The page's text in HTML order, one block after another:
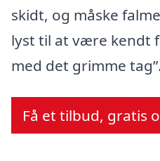
skidt, og måske
lyst til at være kendt
med det grimme tag”.
Få et tilbud, gratis